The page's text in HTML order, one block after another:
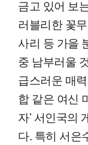
금고 있어 보
러블리한 꽃
사리 등 가을
중 남부러울
급스러운 매
합 같은 여신
자’ 서인국의
다. 특히 서은